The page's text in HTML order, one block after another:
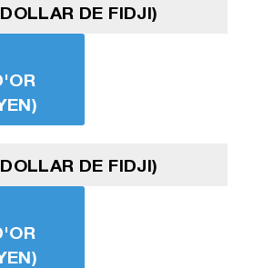
DE FIDJI)
DE FIDJI)